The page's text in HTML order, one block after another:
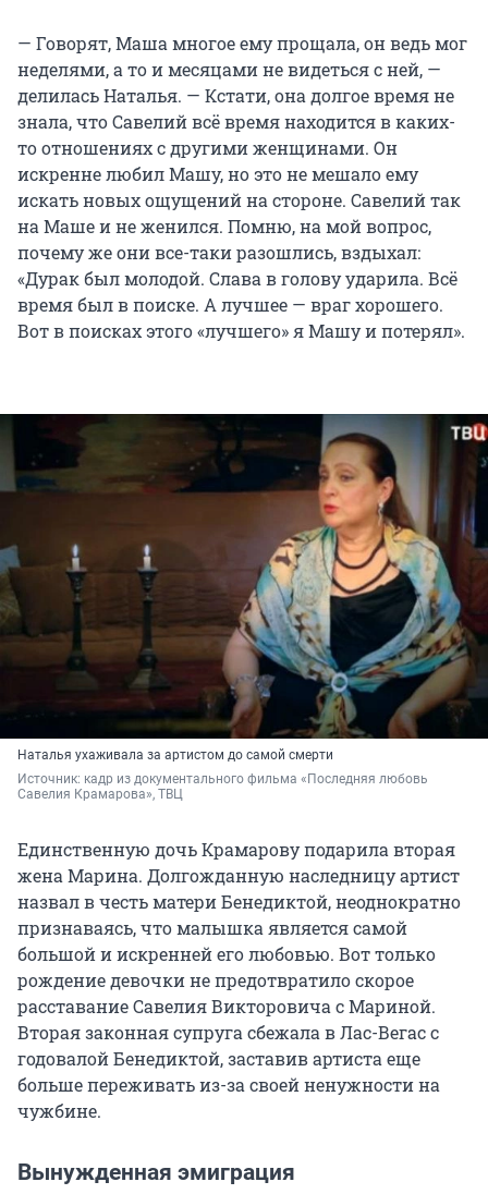
— Говорят, Маша многое ему прощала, он ведь мог
неделями, а то и месяцами не видеться с ней, —
делилась Наталья. — Кстати, она долгое время не
знала, что Савелий всё время находится в каких-
то отношениях с другими женщинами. Он
искренне любил Машу, но это не мешало ему
искать новых ощущений на стороне. Савелий так
на Маше и не женился. Помню, на мой вопрос,
почему же они все-таки разошлись, вздыхал:
«Дурак был молодой. Слава в голову ударила. Всё
время был в поиске. А лучшее — враг хорошего.
Вот в поисках этого «лучшего» я Машу и потерял».
Наталья ухаживала за артистом до самой смерти
Источник: кадр из документального фильма «Последняя любовь
Савелия Крамарова», ТВЦ
Единственную дочь Крамарову подарила вторая
жена Марина. Долгожданную наследницу артист
назвал в честь матери Бенедиктой, неоднократно
признаваясь, что малышка является самой
большой и искренней его любовью. Вот только
рождение девочки не предотвратило скорое
расставание Савелия Викторовича с Мариной.
Вторая законная супруга сбежала в Лас-Вегас с
годовалой Бенедиктой, заставив артиста еще
больше переживать из-за своей ненужности на
чужбине.
Вынужденная эмиграция